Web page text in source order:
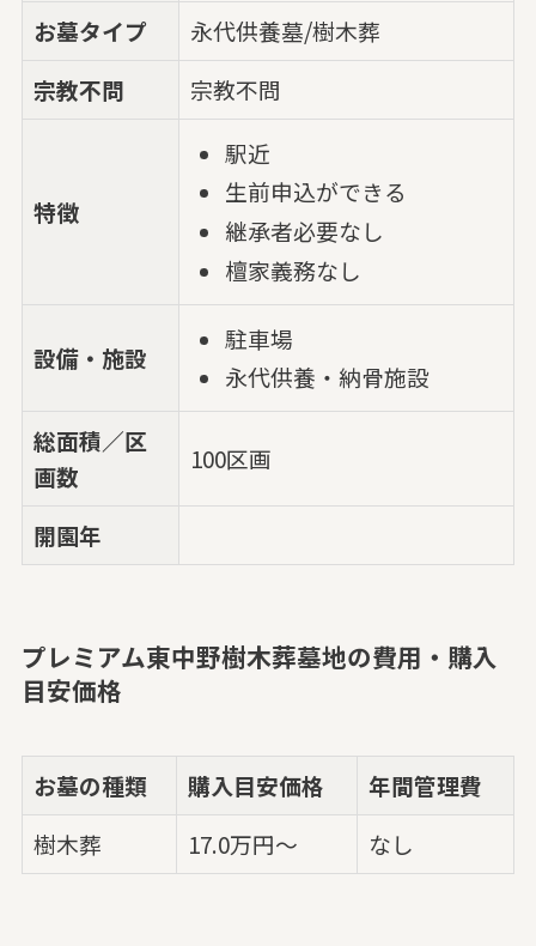
お墓タイプ
永代供養墓/樹木葬
宗教不問
宗教不問
特徴
駅近
生前申込ができる
継承者必要なし
檀家義務なし
設備・施設
駐車場
永代供養・納骨施設
総面積／区
画数
100区画
開園年
プレミアム東中野樹木葬墓地の費用・購入
目安価格
お墓の種類 購入目安価格
年間管理費
樹木葬
17.0万円～ なし